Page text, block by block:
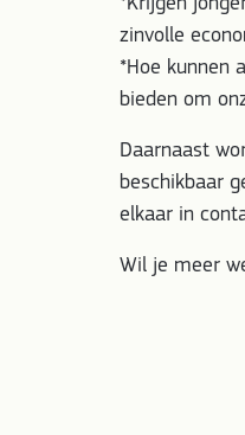
*Krijgen
zinvolle
*Hoe kunnen
bieden om
Daarnaast
beschikbaar
elkaar in
Wil je meer